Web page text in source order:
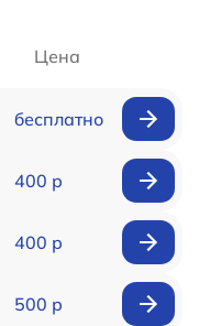
Цена
бесплатно
400 р
400 р
500 р